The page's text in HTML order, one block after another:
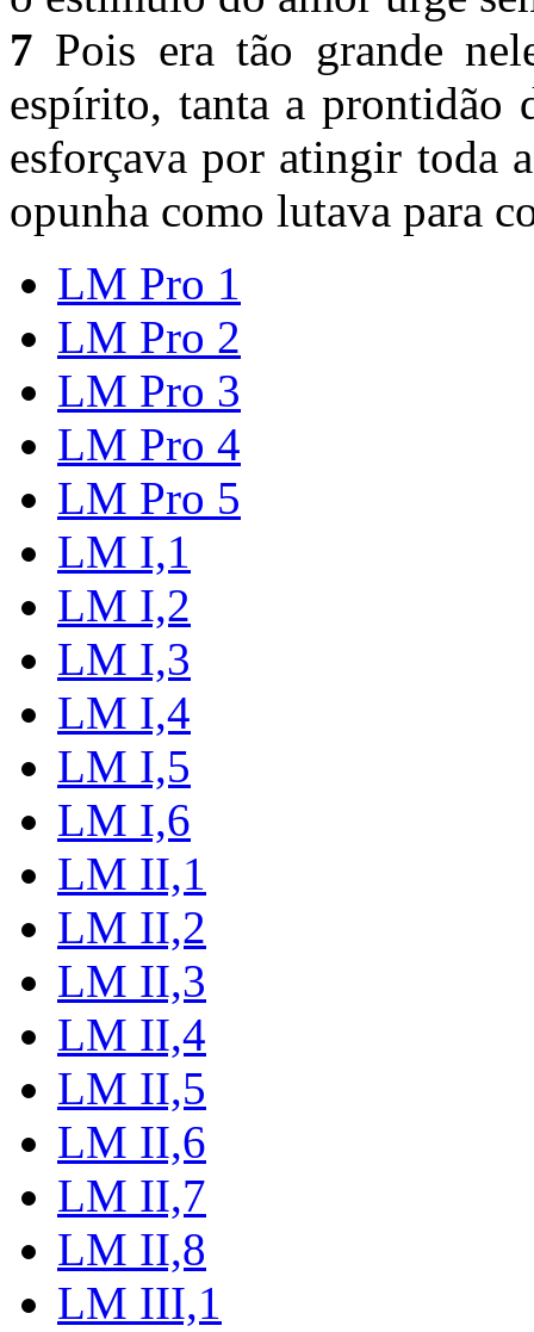
7 Pois era tão grande
espírito, tanta a prontidão
esforçava por atingir toda
opunha como lutava para
LM Pro 1
LM Pro 2
LM Pro 3
LM Pro 4
LM Pro 5
LM I,1
LM I,2
LM I,3
LM I,4
LM I,5
LM I,6
LM II,1
LM II,2
LM II,3
LM II,4
LM II,5
LM II,6
LM II,7
LM II,8
LM III,1